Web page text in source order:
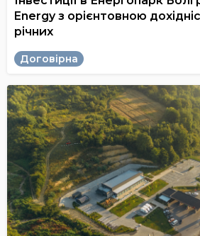
Energy з орієнтовною
річних
Договірна